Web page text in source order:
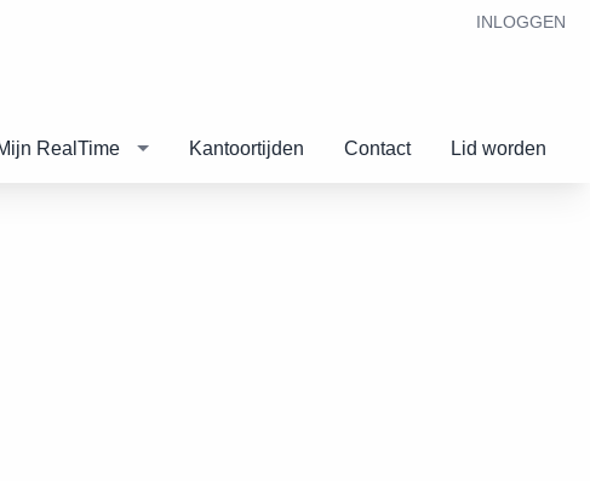
INLOGGEN
RealTime Kantoortijden Contact Lid worden